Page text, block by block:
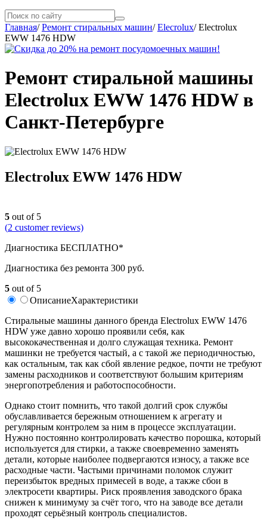
Главная/Ремонт стиральных машин/Elecrolux/Electrolux
EWW 1476 HDW
Ремонт стиральной машины
Electrolux EWW 1476 HDW в
Санкт-Петербурге
Electrolux EWW 1476 HDW
5 out of 5
(2 customer reviews)
Диагностика БЕСПЛАТНО*
Диагностика без ремонта 300 руб.
5 out of 5
ОписаниеХарактеристики
Стиральные машины данного бренда Electrolux EWW 1476
HDW уже давно хорошо проявили себя, как
высококачественная и долго служащая техника. Ремонт
машинки не требуется частый, а с такой же периодичностью,
как остальным, так как сбой явление редкое, почти не требуют
замены расходников и соответствуют большим критериям
энергопотребления и работоспособности.
Однако стоит помнить, что такой долгий срок службы
обуславливается бережным отношением к агрегату и
регулярным контролем за ним в процессе эксплуатации.
Нужно постоянно контролировать качество порошка, который
используется для стирки, а также своевременно заменять
детали, которые наиболее подвергаются износу, а также все
расходные части. Частыми причинами поломок служит
переизбыток вредных примесей в воде, а также сбои в
электросети квартиры. Риск проявления заводского брака
снижен к минимуму за счёт того, что на заводе все детали
проходят серьёзный контроль специалистов.